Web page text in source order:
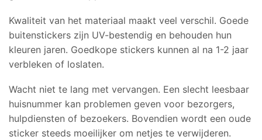
Kwaliteit van het materiaal maakt veel verschil. Goede
buitenstickers zijn UV-bestendig en behouden hun
kleuren jaren. Goedkope stickers kunnen al na 1-2 jaar
verbleken of loslaten.
Wacht niet te lang met vervangen. Een slecht leesbaar
huisnummer kan problemen geven voor bezorgers,
hulpdiensten of bezoekers. Bovendien wordt een oude
sticker steeds moeilijker om netjes te verwijderen.